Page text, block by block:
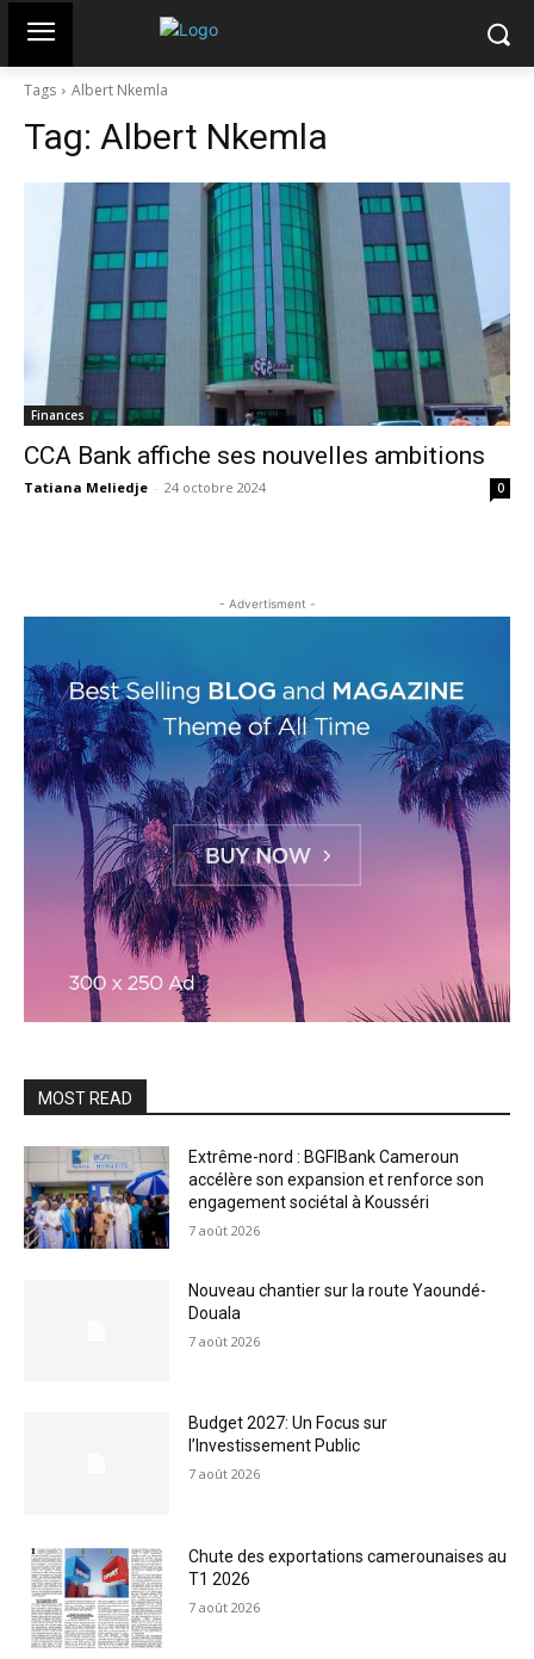
Tags Albert Nkemla
Tag: Albert Nkemla
Finances
CCA Bank affiche ses nouvelles ambitions
Tatiana Meliedje - 24 octobre 2024 0
- Advertisment -
MOST READ
Extrême-nord : BGFIBank Cameroun
accélère son expansion et renforce son
engagement sociétal à Kousséri
7 août 2026
Nouveau chantier sur la route Yaoundé-
Douala
7 août 2026
Budget 2027: Un Focus sur
l’Investissement Public
7 août 2026
Chute des exportations camerounaises au
T1 2026
7 août 2026